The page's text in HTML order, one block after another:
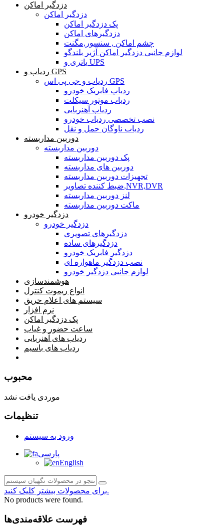
دزدگیر اماکن
دزدگیر اماکن
پک دزدگیر اماکن
دزدگیرهای اماکن
چشم اماکن , سنسور,مگنت
لوازم جانبی دزدگیر اماکن آژیر بلندگو
باتری و UPS
ردیاب و GPS
ردیاب و جی پی اس GPS
ردیاب فابریک خودرو
ردیاب موتور سیکلت
ردیاب آهنربایی
نصب تخصصی ردیاب خودرو
ردیاب ناوگان حمل و نقل
دوربین مداربسته
دوربین مداربسته
پک دوربین مداربسته
دوربین های مداربسته
تجهیزات دوربین مداربسته
ضبط کننده تصاویر,NVR,DVR
لنز دوربین مداربسته
ماکت دوربین مداربسته
دزدگیر خودرو
دزدگیر خودرو
دزدگیرهای تصویری
دزدگیرهای ساده
دزدگیر فابریک خودرو
نصب دزدگیر ماهواره ای
لوازم جانبی دزدگیر خودرو
هوشمندسازی
انواع ریموت کنترل
سیستم های اعلام حریق
نرم افزار
پک دزدگیر اماکن
ساعت حضور و غیاب
ردیاب های آهنربایی
ردیاب های باسیم
محبوب
موردی یافت نشد
تنظیمات
ورود به سیستم
پارسی
English
برای محصولات بیشتر کلیک کنید.
No products were found.
فهرست علاقه‌مندی‌ها